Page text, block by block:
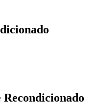
Recondicionado